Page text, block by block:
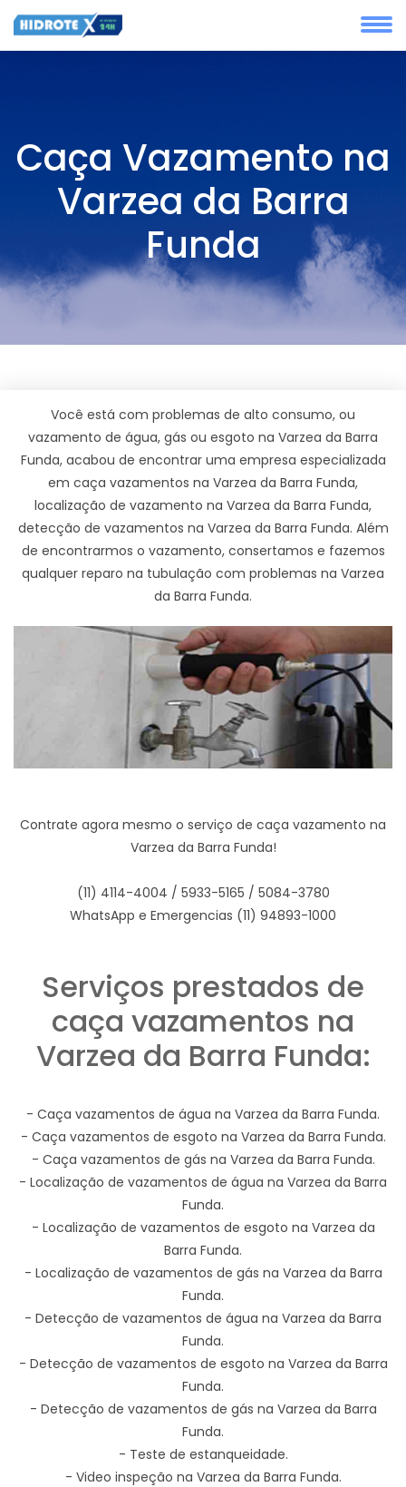
Caça Vazamento na
Varzea da Barra
Funda
Você está com problemas de alto consumo, ou
vazamento de água, gás ou esgoto na Varzea da Barra
Funda, acabou de encontrar uma empresa especializada
em caça vazamentos na Varzea da Barra Funda,
localização de vazamento na Varzea da Barra Funda,
detecção de vazamentos na Varzea da Barra Funda. Além
de encontrarmos o vazamento, consertamos e fazemos
qualquer reparo na tubulação com problemas na Varzea
da Barra Funda.
Contrate agora mesmo o serviço de caça vazamento na
Varzea da Barra Funda!
(11) 4114-4004 / 5933-5165 / 5084-3780
WhatsApp e Emergencias (11) 94893-1000
Serviços prestados de
caça vazamentos na
Varzea da Barra Funda:
- Caça vazamentos de água na Varzea da Barra Funda.
- Caça vazamentos de esgoto na Varzea da Barra Funda.
- Caça vazamentos de gás na Varzea da Barra Funda.
- Localização de vazamentos de água na Varzea da Barra
Funda.
- Localização de vazamentos de esgoto na Varzea da
Barra Funda.
- Localização de vazamentos de gás na Varzea da Barra
Funda.
- Detecção de vazamentos de água na Varzea da Barra
Funda.
- Detecção de vazamentos de esgoto na Varzea da Barra
Funda.
- Detecção de vazamentos de gás na Varzea da Barra
Funda.
- Teste de estanqueidade.
- Video inspeção na Varzea da Barra Funda.